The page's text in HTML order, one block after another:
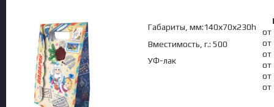
Габариты, мм:140х70х230h
Вместимость, г.: 500
УФ-лак
от
от
от
от
от
от